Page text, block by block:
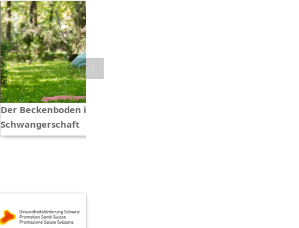
Der Beckenboden in der
Schwangerschaft
〈 〉